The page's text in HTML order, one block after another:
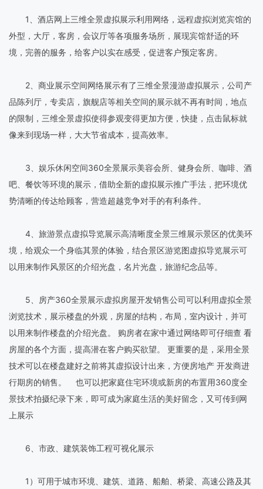
1、酒店网上三维全景虚拟展示利用网络，远程虚拟浏览宾馆的
外型，大厅，客房，会议厅等各项服务场所，展现宾馆舒适的环
境，完善的服务，给客户以实在感受，促进客户预定客房。
2、商业展示空间网络展示有了三维全景漫游虚拟展示，公司产
品陈列厅，专卖店，旗舰店等相关空间的展示就不再有时间，地点
的限制，三维全景虚拟使得参观变得更加方便，快捷，点击鼠标就
像来到现场一样，大大节省成本，提高效率。
3、娱乐休闲空间360全景展示美容会所、健身会所、咖啡、酒
吧、餐饮等环境的展示，借助全新的虚拟展示推广手法，把环境优
势清晰的传达给顾客，营造超越竞争对手的有利条件。
4、旅游景点虚拟导览展示高清晰度全景三维展示景区的优美环
境，给观众一个身临其景的体验，结合景区游览图虚拟导览展示可
以用来制作风景区的介绍光盘，名片光盘，旅游纪念品等。
5、房产360全景展示虚拟房屋开发销售公司可以利用虚拟全景
浏览技术，展示楼盘的外观，房屋的结构，布局，室内设计，并可
以用来制作楼盘的介绍光盘。 购房者在家中通过网络即可仔细查 看
房屋的各个方面，提高潜在客户购买欲望。 更重要的是，采用全景
技术可以在楼盘建好之前将其虚拟设计出来，方便房地产 开发商进
行期房的销售。 也可以把家庭住宅环境或新房的布置用360度全
景技术拍摄纪录下来，即可成为家庭生活的美好留念，又可传到网
上展示
6、市政、建筑装饰工程可视化展示
1）可用于城市环境、建筑、道路、船舶、桥梁、高速公路及其